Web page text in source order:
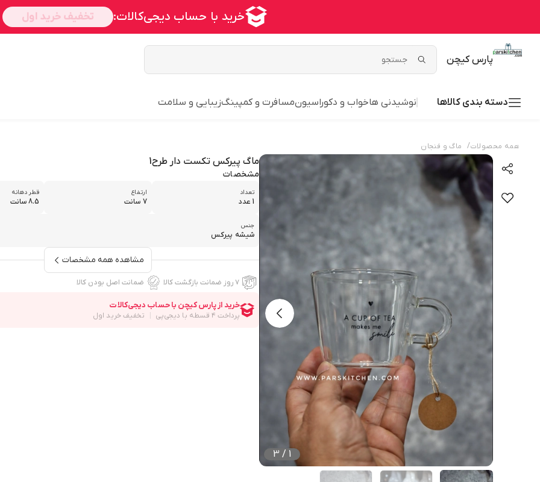
پارس کیچن
دسته بندی کالاها نوشیدنی هاخواب و دکوراسیونمسافرت و کمپینگزیبایی و سلامت
همه محصولات/ ماگ و فنجان
1
/
3
ماگ پیرکس تکست دار طرح1
مشخصات
تعداد
1 عدد
ارتفاع
7 سانت
قطر دهانه
8.5 سانت
جنس
شیشه پیرکس
مشاهده همه مشخصات
۷ روز ضمانت بازگشت کالا ضمانت اصل بودن کالا